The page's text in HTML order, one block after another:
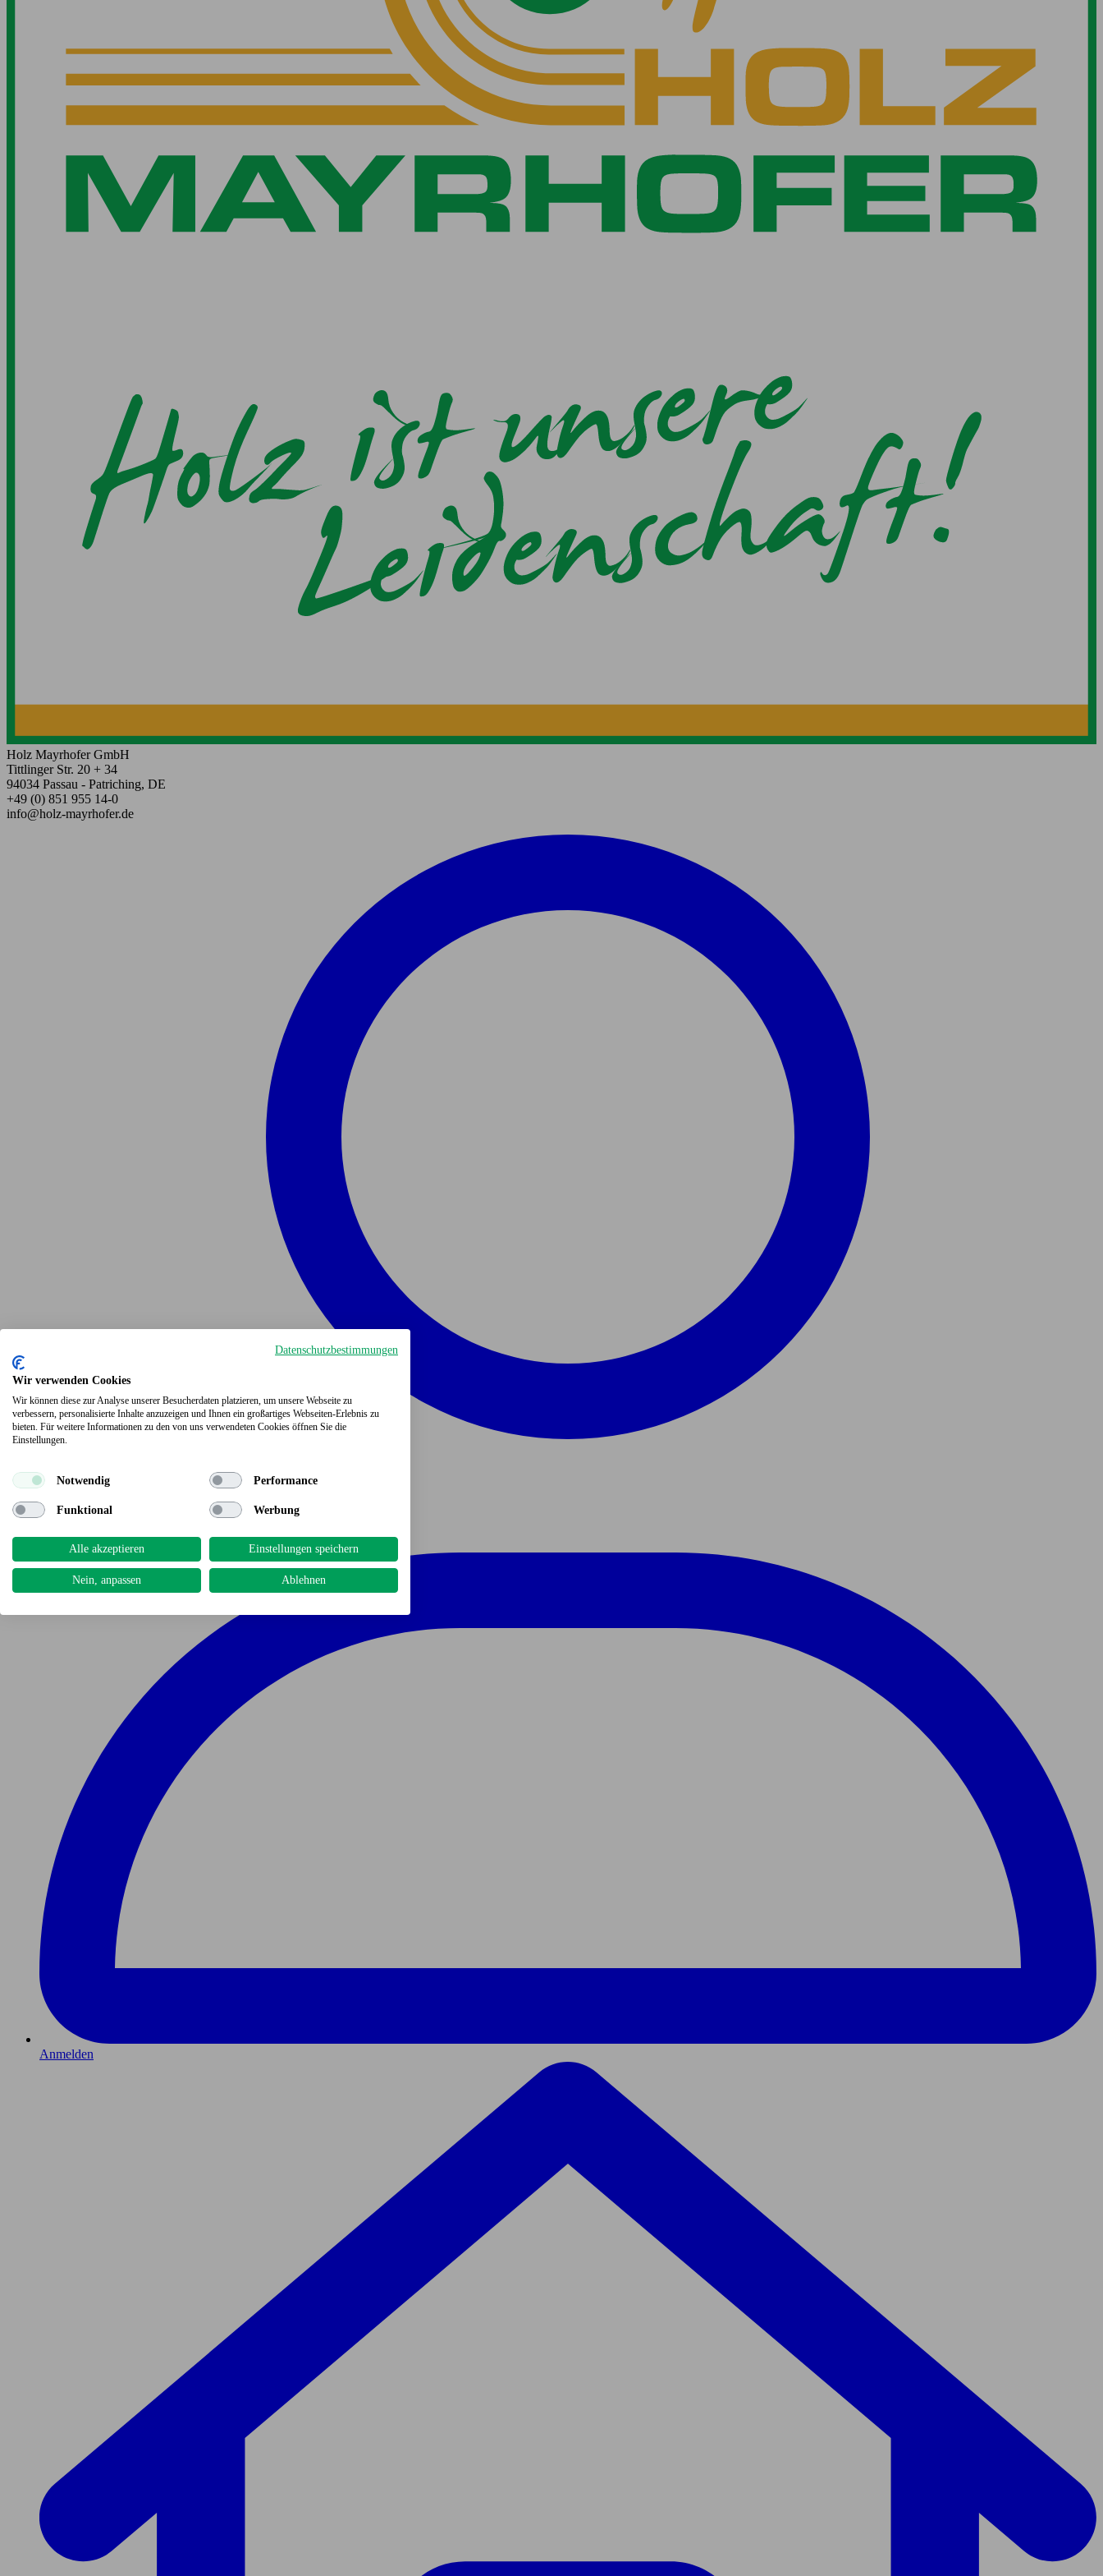
Holz Mayrhofer GmbH
Tittlinger Str. 20 + 34
94034 Passau - Patriching, DE
+49 (0) 851 955 14-0
info@holz-mayrhofer.de
Anmelden
Datenschutzbestimmungen
Wir verwenden Cookies
Wir können diese zur Analyse unserer Besucherdaten platzieren, um unsere Webseite zu
verbessern, personalisierte Inhalte anzuzeigen und Ihnen ein großartiges Webseiten-Erlebnis zu
bieten. Für weitere Informationen zu den von uns verwendeten Cookies öffnen Sie die
Einstellungen.
Notwendig Performance
Funktional Werbung
Alle akzeptieren Einstellungen speichern
Nein, anpassen Ablehnen